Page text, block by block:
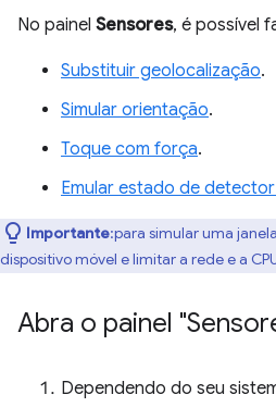
No painel Sensores, é possível
Substituir geolocalização.
Simular orientação.
Toque com força.
Emular estado de
Importante:para simular uma
dispositivo móvel e limitar a rede e a
Abra o painel
Dependendo do seu